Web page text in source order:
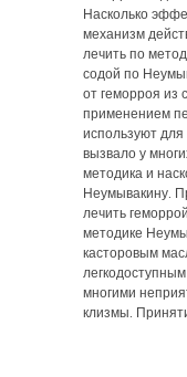
Насколько
механизм
лечить по
содой по
от геморроя из
применением
используют
вызвало у
методика и
Неумывакину.
лечить
методике
касторовым
многими
клизмы.